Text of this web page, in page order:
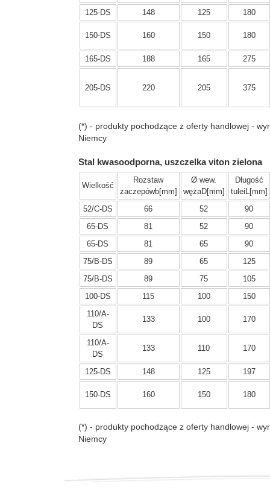
125-DS 148 125 180
150-DS 160 150 180
165-DS 188 165 275
205-DS 220 205 375
(*) - produkty pochodzące z oferty handlowej -
Niemcy
Stal kwasoodporna, uszczelka viton zielona
Wielkość
Rozstaw
zaczepówb[mm]
Ø wew.
wężaD[mm]
Długość
tuleiL[mm]
52/C-DS
66 52
90
65-DS
81 52
90
65-DS
81 65
90
75/B-DS
89 65
125
75/B-DS
89 75
105
100-DS
115 100
150
110/A-
DS
133 100 170
110/A-
DS
133 110 170
125-DS 148 125 197
150-DS 160 150 180
(*) - produkty pochodzące z oferty handlowej -
Niemcy